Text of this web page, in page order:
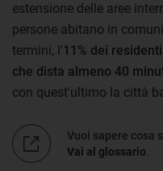
estensione delle aree
persone abitano in
termini, l'11% dei
che dista almeno 40
con quest'ultimo la città
Vuoi sapere cosa
Vai al glossario